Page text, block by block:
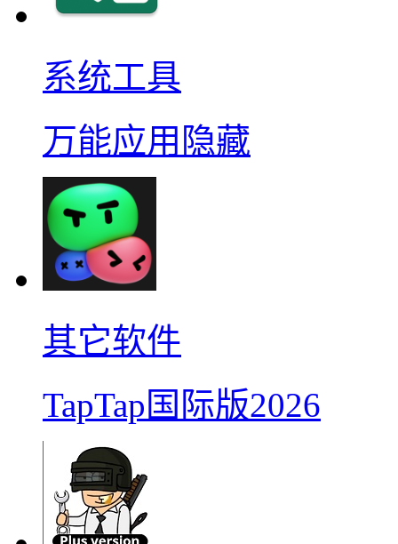
系统工具
万能应用隐藏
其它软件
TapTap国际版2026